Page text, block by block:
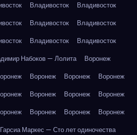
Владивосток
Владивосток
Владивосток
Владивосток
Владивосток
Владивосток
Набоков — Лолита
Воронеж
Воронеж Воронеж
Воронеж
Воронеж Воронеж
Воронеж
Воронеж Воронеж
Воронеж
Маркес — Сто лет одиночества